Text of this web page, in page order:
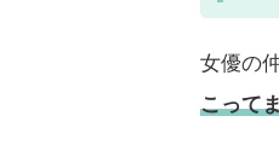
女優の
こって